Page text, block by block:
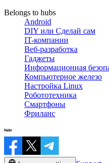
Belongs to hubs
Android
DIY или Сделай сам
IT-компании
Веб-разработка
Гаджеты
Информационная
Компьютерное железо
Настройка Linux
Робототехника
Смартфоны
Фриланс